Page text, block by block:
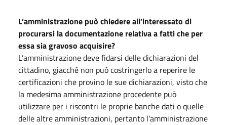
L’amministrazione può chiedere all’interessato di
procurarsi la documentazione relativa a fatti che per
essa sia gravoso acquisire?
L’amministrazione deve fidarsi delle dichiarazioni del
cittadino, giacché non può costringerlo a reperire le
certificazioni che provino le sue dichiarazioni, visto che
la medesima amministrazione procedente può
utilizzare per i riscontri le proprie banche dati o quelle
delle altre amministrazioni, pertanto l’amministrazione